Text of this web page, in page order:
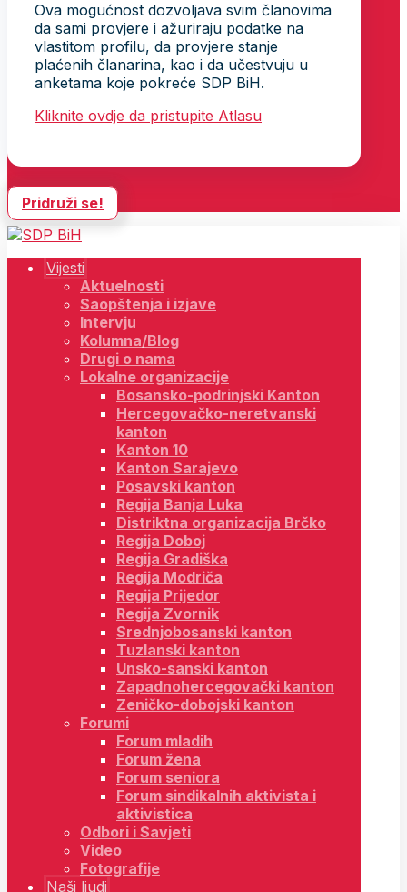
Ova mogućnost dozvoljava svim članovima
da sami provjere i ažuriraju podatke na
vlastitom profilu, da provjere stanje
plaćenih članarina, kao i da učestvuju u
anketama koje pokreće SDP BiH.
Kliknite ovdje da pristupite Atlasu
Pridruži se!
Vijesti
Aktuelnosti
Saopštenja i izjave
Intervju
Kolumna/Blog
Drugi o nama
Lokalne organizacije
Bosansko-podrinjski Kanton
Hercegovačko-neretvanski
kanton
Kanton 10
Kanton Sarajevo
Posavski kanton
Regija Banja Luka
Distriktna organizacija Brčko
Regija Doboj
Regija Gradiška
Regija Modriča
Regija Prijedor
Regija Zvornik
Srednjobosanski kanton
Tuzlanski kanton
Unsko-sanski kanton
Zapadnohercegovački kanton
Zeničko-dobojski kanton
Forumi
Forum mladih
Forum žena
Forum seniora
Forum sindikalnih aktivista i
aktivistica
Odbori i Savjeti
Video
Fotografije
Naši ljudi